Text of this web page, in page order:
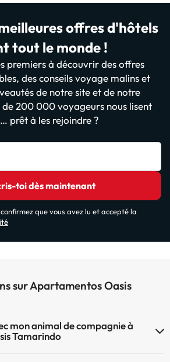
offres d'hôtels
tout le monde !
premiers à découvrir des offres
des conseils voyage malins et
de notre site et de notre
200 000 voyageurs nous lisent
prêt à les rejoindre ?
toi dès maintenant
que vous avez lu et accepté la
sur Apartamentos Oasis
mon animal de compagnie à
Tamarindo